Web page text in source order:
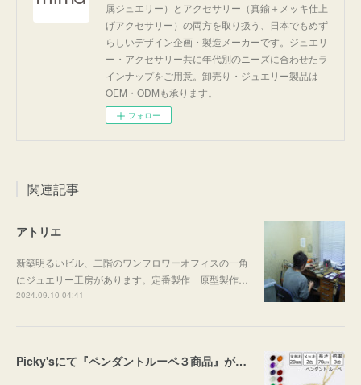
属ジュエリー）とアクセサリー（真鍮＋メッキ仕上
げアクセサリー）の両方を取り扱う、日本でもめず
らしいデザイン企画・製造メーカーです。ジュエリ
ー・アクセサリー共に年代別のニーズに合わせたラ
インナップをご用意。卸売り・ジュエリー製品は
OEM・ODMも承ります。
フォロー
関連記事
アトリエ
新築明るいビル、二階のワンフロワーオフィスの一角
にジュエリー工房があります。定番製作 原型製作…
2024.09.10 04:41
Picky'sにて『ペンダントルーペ３商品』が紹介されました。